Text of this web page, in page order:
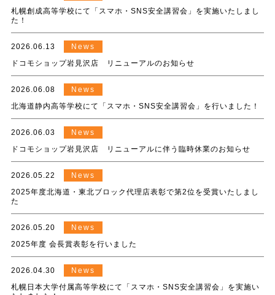
札幌創成高等学校にて「スマホ・SNS安全講習会」を実施いたしまし
た！
2026.06.13
News
ドコモショップ岩見沢店 リニューアルのお知らせ
2026.06.08
News
北海道静内高等学校にて「スマホ・SNS安全講習会」を行いました！
2026.06.03
News
ドコモショップ岩見沢店 リニューアルに伴う臨時休業のお知らせ
2026.05.22
News
2025年度北海道・東北ブロック代理店表彰で第2位を受賞いたしまし
た
2026.05.20
News
2025年度 会長賞表彰を行いました
2026.04.30
News
札幌日本大学付属高等学校にて「スマホ・SNS安全講習会」を実施い